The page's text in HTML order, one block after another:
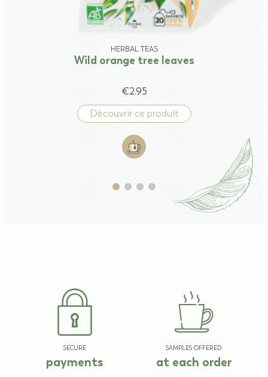
HERBAL TEAS
Wild orange tree leaves
€2.95
Découvrir ce produit
Add to cart: Wild orange tree
SECURE
payments
SAMPLES OFFERED
at each order